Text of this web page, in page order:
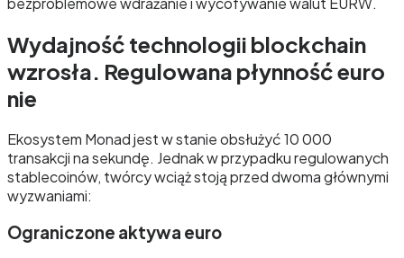
Wydajność technologii blockchain
wzrosła. Regulowana płynność euro
nie
Ekosystem Monad jest w stanie obsłużyć 10 000
transakcji na sekundę. Jednak w przypadku regulowanych
stablecoinów, twórcy wciąż stoją przed dwoma głównymi
wyzwaniami:
Ograniczone aktywa euro